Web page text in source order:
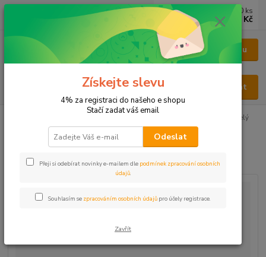
Menu
Hledat
0 ks
0 Kč
Rozmarýn celý
Rozmarýn celý řezaný 5mm
Získejte slevu
4% za registraci do našeho e shopu
Stačí zadat váš email
Odeslat
Přeji si odebírat novinky e-mailem dle podmínek zpracování osobních
údajů.
Souhlasím se zpracováním osobních údajů pro účely registrace.
Zavřít